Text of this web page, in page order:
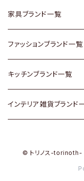
チェスト
その他家具
Vintageヴィンテージ /
Designers / デザイナ
靴
スカーフ
腕時計
Vintage / ヴィンテージ
Vintage / ヴィンテージ
銀製品
和物 / 作家物
その他キッチン雑貨
その他楽器
家具ブランド一覧
ACME Furniture / アク
ACTUS / アクタス
arflex / アルフレックス
ファッションブランド一覧
agnes b / アニエス ベー
BALLY / バリー
キッチンブランド一覧
ARABIA / アラビア
インテリア雑貨ブランド
© トリノス-torinoth- |